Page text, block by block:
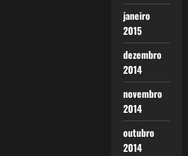
janeiro
2015
dezembro
2014
novembro
2014
outubro
2014